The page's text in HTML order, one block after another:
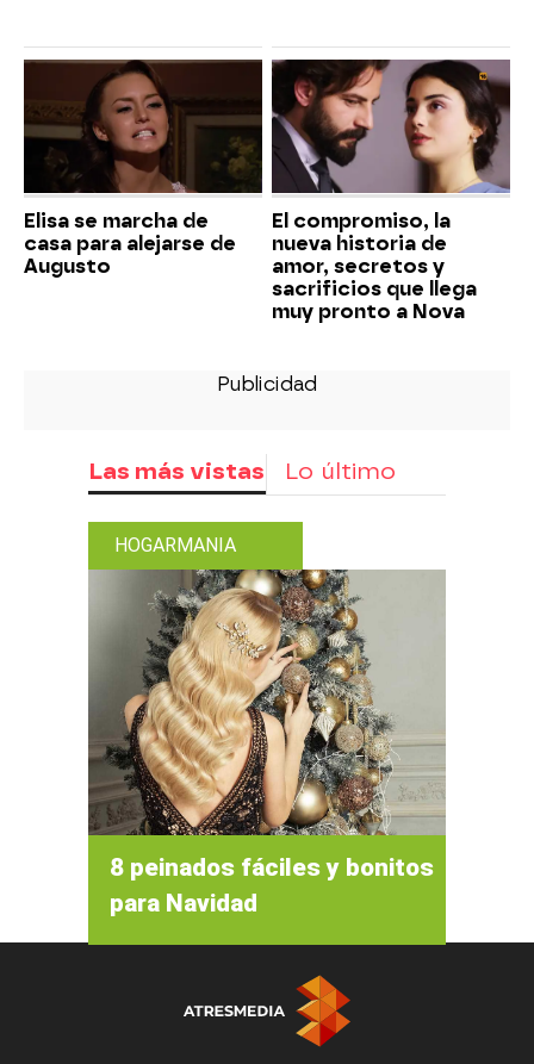
Elisa se marcha de
casa para alejarse de
Augusto
El compromiso, la
nueva historia de
amor, secretos y
sacrificios que llega
muy pronto a Nova
Las más vistas Lo último
HOGARMANIA
8 peinados fáciles y bonitos
para Navidad